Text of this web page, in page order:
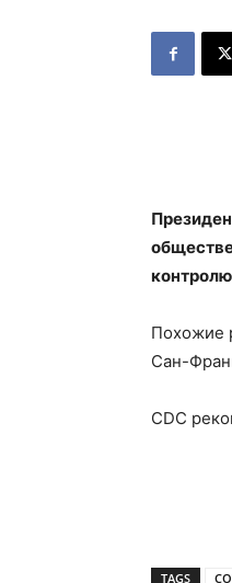
Похожие
Сан-
CDC
TAGS